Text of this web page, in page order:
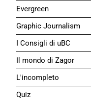
Evergreen
Graphic Journalism
I Consigli di uBC
Il mondo di Zagor
L'incompleto
Quiz